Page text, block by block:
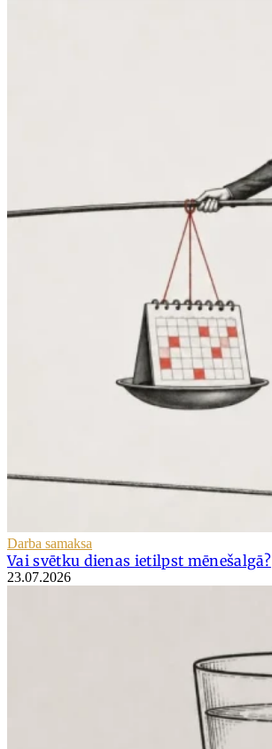
Darba samaksa
Vai svētku dienas ietilpst mēnešalgā?
23.07.2026